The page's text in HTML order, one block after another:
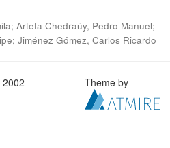
; Arteta Chedraüy, Pedro Manuel;
; Jiménez Gómez, Carlos Ricardo
Theme by